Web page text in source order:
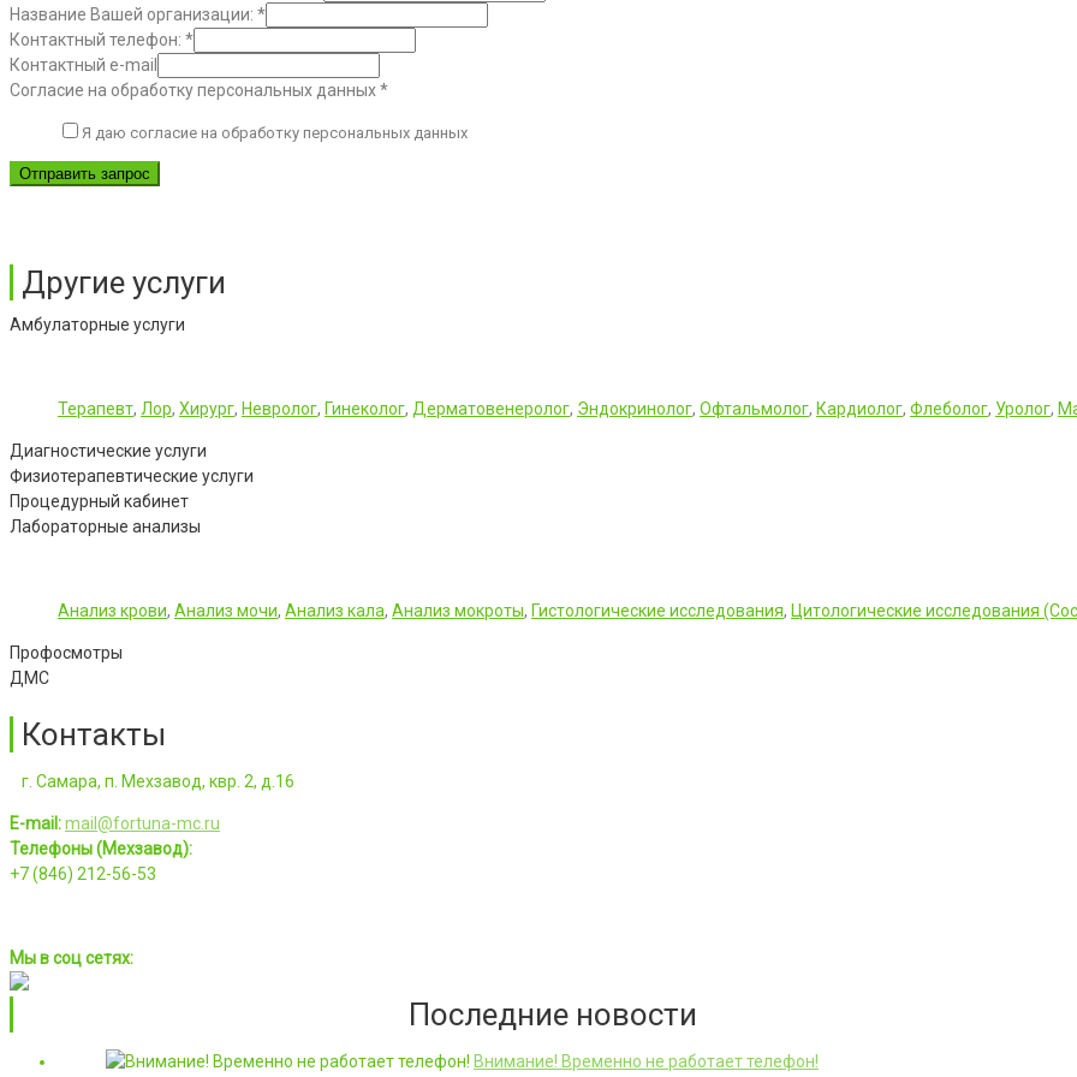
Название Вашей организации: *
Контактный телефон: *
Контактный e-mail
Согласие на обработку персональных данных*
Я даю согласие на обработку персональных данных
Отправить запрос
Другие услуги
Амбулаторные услуги
Терапевт, Лор, Хирург, Невролог, Гинеколог, Дерматовенеролог, Эндокринолог, Офтальмолог, Кардиолог, Флеболог, Уролог,
Диагностические услуги
Физиотерапевтические услуги
Процедурный кабинет
Лабораторные анализы
Анализ крови, Анализ мочи, Анализ кала, Анализ мокроты, Гистологические исследования, Цитологические исследования
Профосмотры
ДМС
Контакты
г. Самара, п. Мехзавод, квр. 2, д.16
E-mail:mail@fortuna-mc.ru
Телефоны (Мехзавод):
+7 (846) 212-56-53
Мы в соц сетях:
Последние новости
Внимание! Временно не работает телефон!